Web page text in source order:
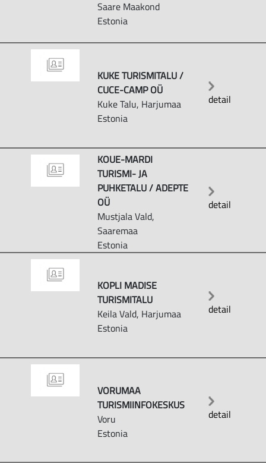
Saare Maakond
Estonia
KUKE TURISMITALU /
CUCE-CAMP OÜ
Kuke Talu, Harjumaa
Estonia
detail
KOUE-MARDI
TURISMI- JA
PUHKETALU / ADEPTE
OÜ
Mustjala Vald,
Saaremaa
Estonia
detail
KOPLI MADISE
TURISMITALU
Keila Vald, Harjumaa
Estonia
detail
VORUMAA
TURISMIINFOKESKUS
Voru
Estonia
detail